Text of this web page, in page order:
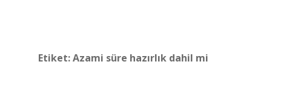
Etiket:Azami süre hazırlık dahil mi